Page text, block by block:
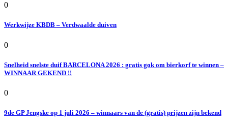
0
Werkwijze KBDB – Verdwaalde duiven
0
Snelheid snelste duif BARCELONA 2026 : gratis gok om bierkorf te winnen –
WINNAAR GEKEND !!
0
9de GP Jengske op 1 juli 2026 – winnaars van de (gratis) prijzen zijn bekend